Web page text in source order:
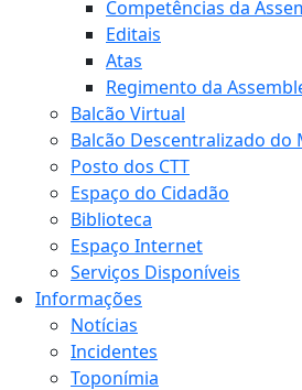
Competências da
Editais
Atas
Regimento da
Balcão Virtual
Balcão Descentralizado do
Posto dos CTT
Espaço do Cidadão
Biblioteca
Espaço Internet
Serviços Disponíveis
Informações
Notícias
Incidentes
Toponímia